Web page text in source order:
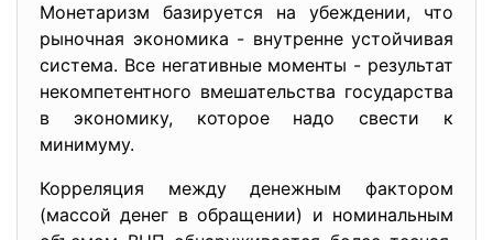
Монетаризм базируется на убеждении, что
рыночная экономика - внутренне устойчивая
система. Все негативные моменты - результат
некомпетентного вмешательства государства
в экономику, которое надо свести к
минимуму.
Корреляция между денежным фактором
(массой денег в обращении) и номинальным